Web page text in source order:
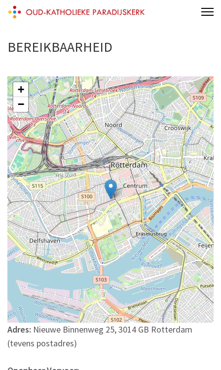
Skip
(Press
Oud-Katholieke Paradijskerk
BEREIKBAARHEID
+
−
Adres: Nieuwe Binnenweg 25, 3014 GB Rotterdam
(tevens postadres)